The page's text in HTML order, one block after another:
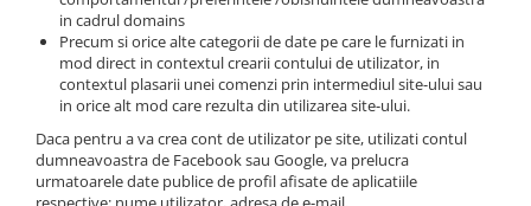
Patura
Patura Bumbac Organic
Patura Forma Ursulet
Patura Nou Nascuti
Fasa
Sac de Dormit
MARIMI BEBELUSI
120x60
140x70
Saltele
Baldachin
Protectie Patut
Regurgitare
Sezut
Somn
Speciala
Suport
Bebe - Bumbac
Bebe - Cu Gluga
Bebe - Finet
Bebe - Plaja
Copii
Copii - Bumbac
Copii - Gluga
Saltele
Patut
Pat Rabatabil
Pat Stivuibil
Scaune
Lemn
in cadrul domains
Precum si orice alte categorii de date pe care le furnizati in
mod direct in contextul crearii contului de utilizator, in
contextul plasarii unei comenzi prin intermediul site-ului sau
in orice alt mod care rezulta din utilizarea site-ului.
Daca pentru a va crea cont de utilizator pe site, utilizati contul
dumneavoastra de Facebook sau Google, va prelucra
urmatoarele date publice de profil afisate de aplicatiile